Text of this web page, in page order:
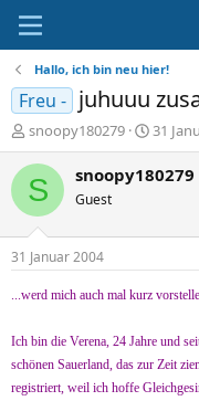
Hallo, ich bin neu hier!
Freu - juhuuu
E
r
s
t
e
r
snoopy180279
E
r
s
t
a
31
S snoopy180279
Guest
31 Januar 2004
...werd mich auch mal kurz
Ich bin die Verena, 24 Jahre und
schönen Sauerland, das zur Zeit
registriert, weil ich hoffe